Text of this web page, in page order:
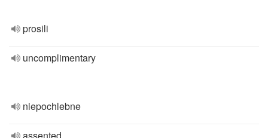
prosili
uncomplimentary
niepochlebne